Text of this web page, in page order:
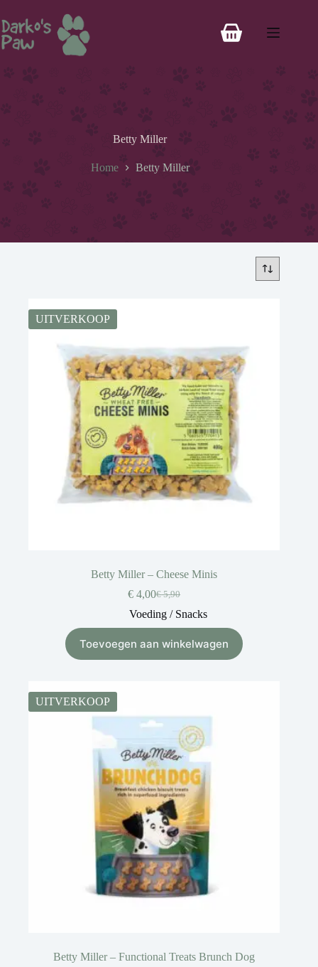
Betty Miller
Home Betty Miller
UITVERKOOP
Betty Miller – Cheese Minis
€5,90
€ 4,00
Voeding / Snacks
Toevoegen aan winkelwagen
UITVERKOOP
Betty Miller – Functional Treats Brunch Dog